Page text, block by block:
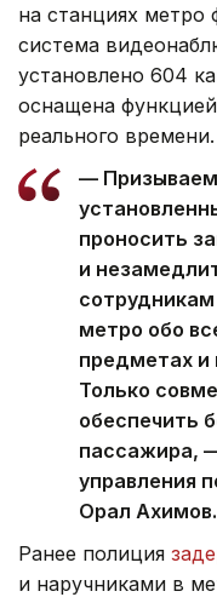
на станциях метро
система
установлено 604
оснащена
реального времени.
—
проносить
и
метро обо
предметах и
Только
обеспечить
пассажира,
управления
Орал Ахимов.
Ранее полиция
и наручниками в